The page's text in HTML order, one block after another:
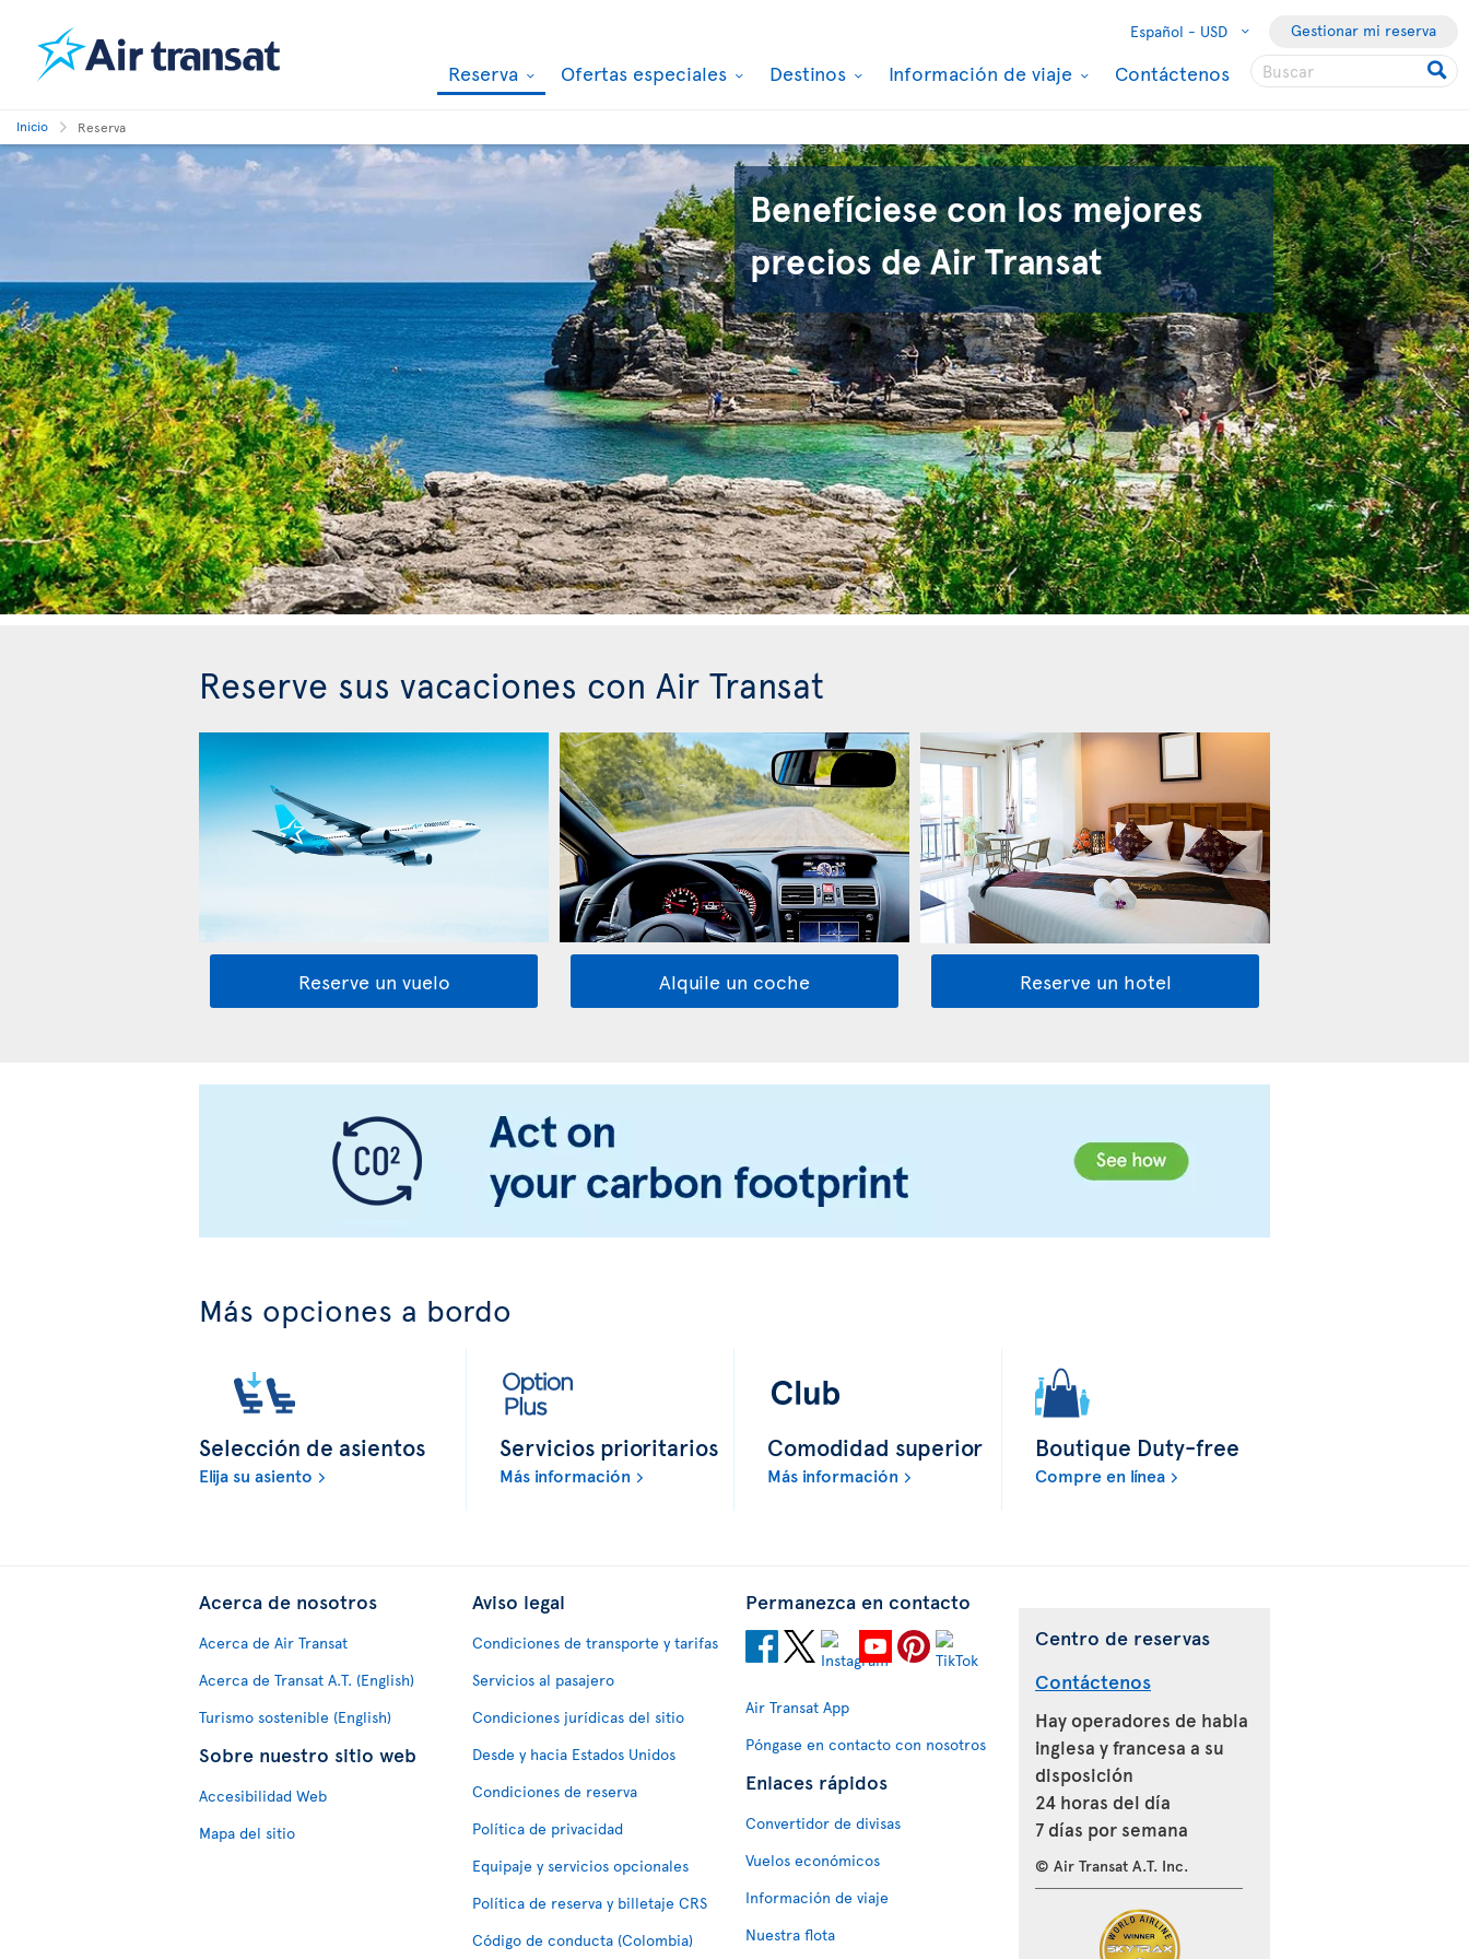
Español - USD Gestionar mi reserva
Reserva Ofertas especiales Destinos Información de viaje Contáctenos
Inicio Reserva
Benefíciese con los mejores
precios de Air Transat
Reserve sus vacaciones con Air Transat
Reserve un vuelo Alquile un coche Reserve un hotel
Más opciones a bordo
Selección de asientos
Elija su asiento
Servicios prioritarios
Más información
Comodidad superior
Más información
Boutique Duty-free
Compre en línea
Acerca de nosotros
Acerca de Air Transat
Acerca de Transat A.T. (English)
Turismo sostenible (English)
Sobre nuestro sitio web
Accesibilidad Web
Mapa del sitio
Aviso legal
Condiciones de transporte y tarifas
Servicios al pasajero
Condiciones jurídicas del sitio
Desde y hacia Estados Unidos
Condiciones de reserva
Política de privacidad
Equipaje y servicios opcionales
Política de reserva y billetaje CRS
Código de conducta (Colombia)
Permanezca en contacto
Air Transat App
Póngase en contacto con nosotros
Enlaces rápidos
Convertidor de divisas
Vuelos económicos
Información de viaje
Nuestra flota
Centro de reservas
Contáctenos
Hay operadores de habla
inglesa y francesa a su
disposición
24 horas del día
7 días por semana
© Air Transat A.T. Inc.